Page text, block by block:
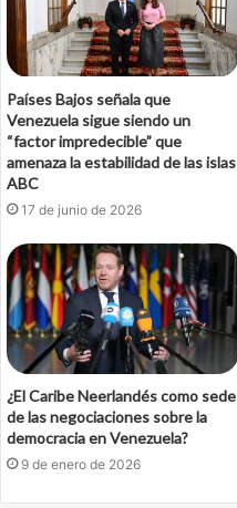
Países Bajos señala que
Venezuela sigue siendo un
“factor impredecible” que
amenaza la estabilidad de las islas
ABC
17 de junio de 2026
¿El Caribe Neerlandés como sede
de las negociaciones sobre la
democracia en Venezuela?
9 de enero de 2026